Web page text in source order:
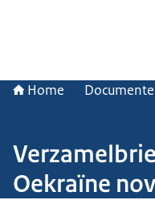
Home
Oekraïne